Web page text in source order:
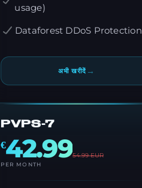
usage)
Dataforest DDoS Protection
अभी खरीदें →
PVPS-7
€42.9954.99EUR
PER MONTH